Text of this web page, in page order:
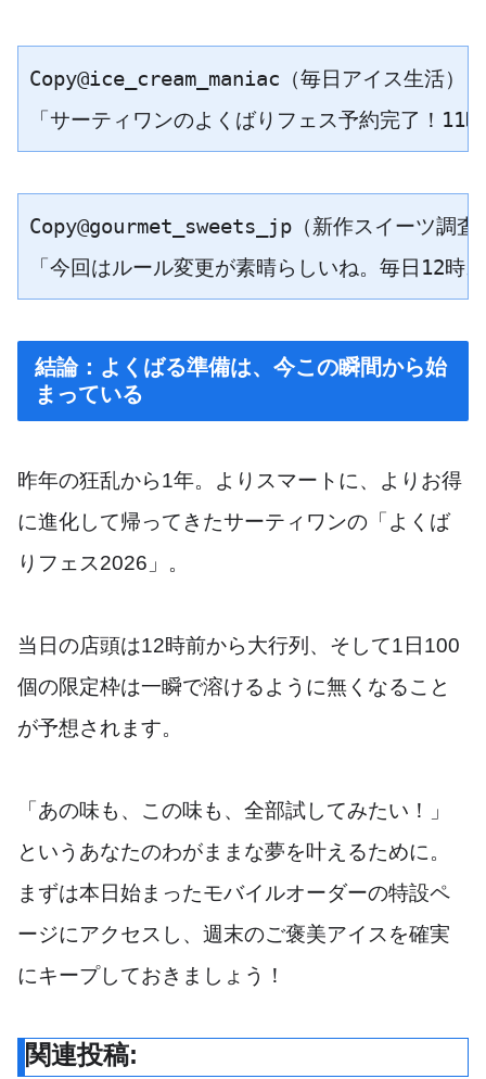
Copy@ice_cream_maniac（毎日アイス生活）
Copy@gourmet_sweets_jp（新作スイーツ調査
「今回はルール変更が素晴らしいね。毎日12
結論：よくばる準備は、今この瞬間から始
まっている
昨年の狂乱から1年。よりスマートに、よりお得
に進化して帰ってきたサーティワンの「よくば
りフェス2026」。
当日の店頭は12時前から大行列、そして1日100
個の限定枠は一瞬で溶けるように無くなること
が予想されます。
「あの味も、この味も、全部試してみたい！」
というあなたのわがままな夢を叶えるために。
まずは本日始まったモバイルオーダーの特設ペ
ージにアクセスし、週末のご褒美アイスを確実
にキープしておきましょう！
関連投稿: